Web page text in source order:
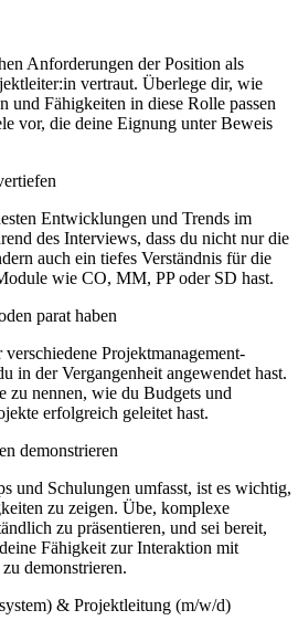
Anforderungen der Position als
vertraut. Überlege dir, wie
und Fähigkeiten in diese Rolle passen
vor, die deine Eignung unter Beweis
Entwicklungen und Trends im
des Interviews, dass du nicht nur die
auch ein tiefes Verständnis für die
wie CO, MM, PP oder SD hast.
parat haben
Projektmanagement-
in der Vergangenheit angewendet hast.
zu nennen, wie du Budgets und
erfolgreich geleitet hast.
demonstrieren
und Schulungen umfasst, ist es wichtig,
zu zeigen. Übe, komplexe
zu präsentieren, und sei bereit,
Fähigkeit zur Interaktion mit
demonstrieren.
& Projektleitung (m/w/d)